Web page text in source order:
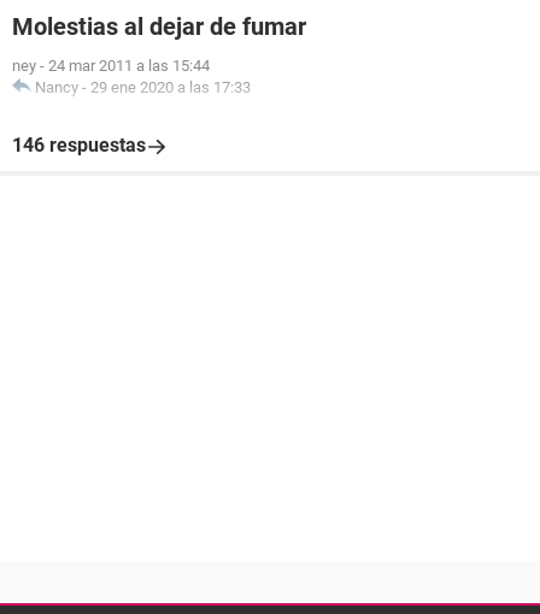
Molestias al dejar de fumar
ney - 24 mar 2011 a las 15:44
Nancy - 29 ene 2020 a las 17:33
146 respuestas